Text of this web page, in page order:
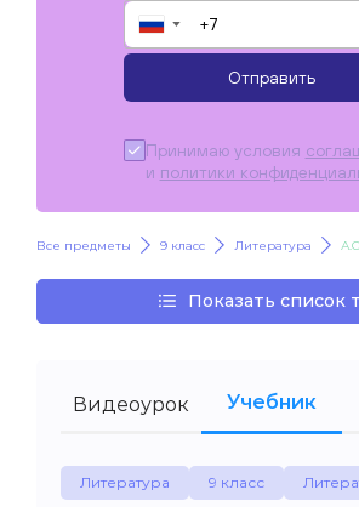
▼
Отправить
Принимаю условия
и политики
Все предметы 9 класс Литература
Показать список
Видеоурок Учебник
Литература 9 класс